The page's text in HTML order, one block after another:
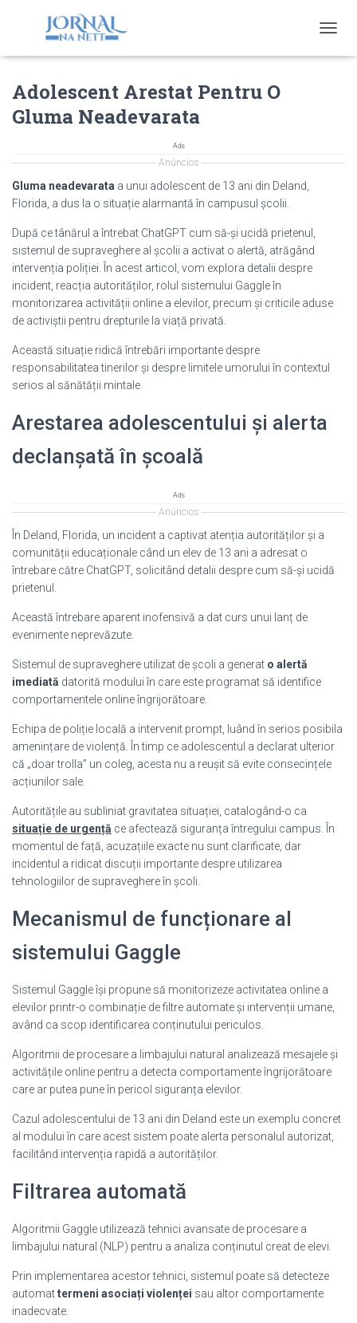
O
V
Adolescent Arestat Pentru O
Gluma Neadevarata
Ads
Anúncios
Gluma neadevarata a unui adolescent de 13 ani din Deland,
Florida, a dus la o situație alarmantă în campusul școlii.
După ce tânărul a întrebat ChatGPT cum să-și ucidă prietenul,
sistemul de supraveghere al școlii a activat o alertă, atrăgând
intervenția poliției. În acest articol, vom explora detalii despre
incident, reacția autorităților, rolul sistemului Gaggle în
monitorizarea activității online a elevilor, precum și criticile aduse
de activiștii pentru drepturile la viață privată.
Această situație ridică întrebări importante despre
responsabilitatea tinerilor și despre limitele umorului în contextul
serios al sănătății mintale.
Arestarea adolescentului și alerta
declanșată în școală
Ads
Anúncios
În Deland, Florida, un incident a captivat atenția autorităților și a
comunității educaționale când un elev de 13 ani a adresat o
întrebare către ChatGPT, solicitând detalii despre cum să-și ucidă
prietenul.
Această întrebare aparent inofensivă a dat curs unui lanț de
evenimente neprevăzute.
Sistemul de supraveghere utilizat de școli a generat o alertă
imediată datorită modului în care este programat să identifice
comportamentele online îngrijorătoare.
Echipa de poliție locală a intervenit prompt, luând în serios posibila
amenințare de violență. În timp ce adolescentul a declarat ulterior
că „doar trolla” un coleg, acesta nu a reușit să evite consecințele
acțiunilor sale.
Autoritățile au subliniat gravitatea situației, catalogând-o ca
situație de urgență ce afectează siguranța întregului campus. În
momentul de față, acuzațiile exacte nu sunt clarificate, dar
incidentul a ridicat discuții importante despre utilizarea
tehnologiilor de supraveghere în școli.
Mecanismul de funcționare al
sistemului Gaggle
Sistemul Gaggle își propune să monitorizeze activitatea online a
elevilor printr-o combinație de filtre automate și intervenții umane,
având ca scop identificarea conținutului periculos.
Algoritmii de procesare a limbajului natural analizează mesajele și
activitățile online pentru a detecta comportamente îngrijorătoare
care ar putea pune în pericol siguranța elevilor.
Cazul adolescentului de 13 ani din Deland este un exemplu concret
al modului în care acest sistem poate alerta personalul autorizat,
facilitând intervenția rapidă a autorităților.
Filtrarea automată
Algoritmii Gaggle utilizează tehnici avansate de procesare a
limbajului natural (NLP) pentru a analiza conținutul creat de elevi.
Prin implementarea acestor tehnici, sistemul poate să detecteze
automattermeni asociați violenței sau altor comportamente
inadecvate.